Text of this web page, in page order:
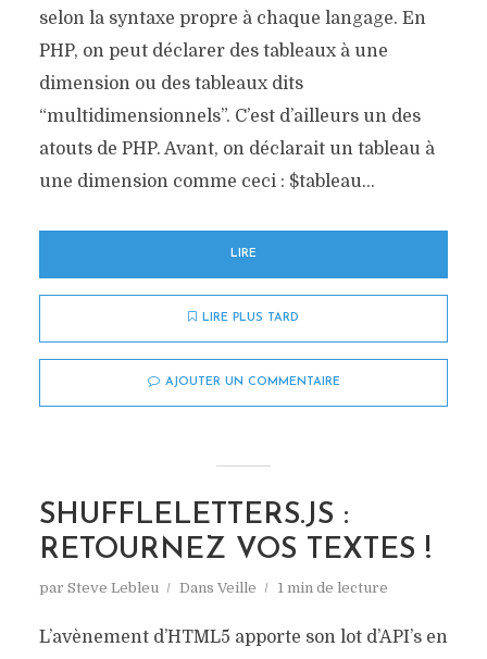
selon la syntaxe propre à chaque langage. En
PHP, on peut déclarer des tableaux à une
dimension ou des tableaux dits
“multidimensionnels”. C’est d’ailleurs un des
atouts de PHP. Avant, on déclarait un tableau à
une dimension comme ceci : $tableau...
LIRE
LIRE PLUS TARD
AJOUTER UN COMMENTAIRE
SHUFFLELETTERS.JS :
RETOURNEZ VOS TEXTES !
par Steve Lebleu Dans Veille 1 min de lecture
L’avènement d’HTML5 apporte son lot d’API’s en